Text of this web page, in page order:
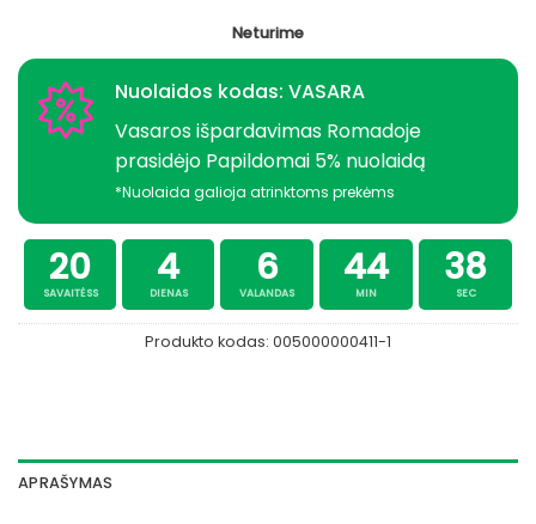
Neturime
Nuolaidos kodas: VASARA
Vasaros išpardavimas Romadoje
prasidėjo Papildomai 5% nuolaidą
*Nuolaida galioja atrinktoms prekėms
20
SAVAITĖSS
4
DIENAS
6
VALANDAS
44
MIN
37
SEC
Produkto kodas: 005000000411-1
APRAŠYMAS